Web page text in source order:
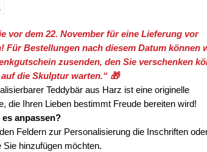
vor dem 22. November für eine Lieferung vor
Für Bestellungen nach diesem Datum können
zusenden, den Sie verschenken
die Skulptur warten.“ 🎁
Teddybär aus Harz ist eine originelle
die Ihren Lieben bestimmt Freude bereiten wird!
anpassen?
Feldern zur Personalisierung die Inschriften
Sie hinzufügen möchten.